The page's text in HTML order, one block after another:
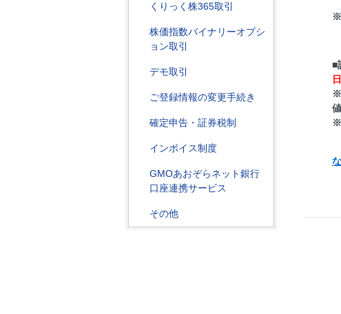
くりっく株365取引
株価指数バイナリーオプシ
ョン取引
デモ取引
ご登録情報の変更手続き
確定申告・証券税制
インボイス制度
GMOあおぞらネット銀行
口座連携サービス
その他
※
■
※
※